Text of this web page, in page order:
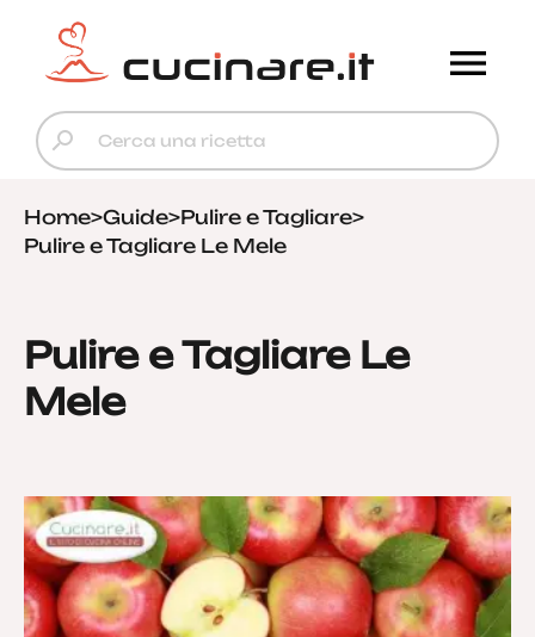
Home>Guide>Pulire e Tagliare>
Pulire e Tagliare Le Mele
Pulire e Tagliare Le
Mele